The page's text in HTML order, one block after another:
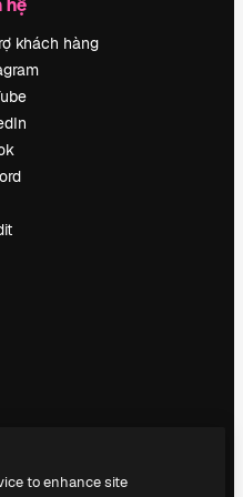
khách hàng
to enhance site